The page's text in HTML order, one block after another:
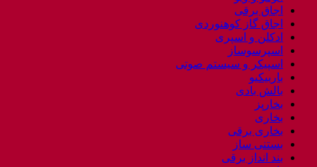
اجاق برقی
اجاق گاز کوهنوردی
ادکلن و اسپری
اسپرسوساز
اسپیکر و سیستم صوتی
باربیکیو
بالش بادی
بخارپز
بخاری
بخاری برقی
بستنی ساز
بند انداز برقی